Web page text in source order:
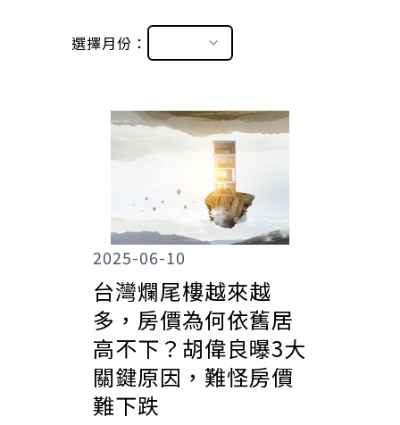
選擇月份：
2025-06-10
台灣爛尾樓越來越
多，房價為何依舊居
高不下？胡偉良曝3大
關鍵原因，難怪房價
難下跌